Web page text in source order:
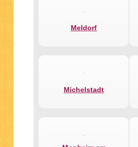
Meldorf
Michelstadt